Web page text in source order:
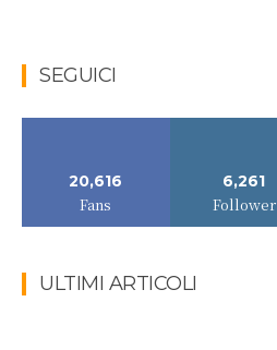
SEGUICI
20,616
Fans
6,261
Follower
ULTIMI ARTICOLI